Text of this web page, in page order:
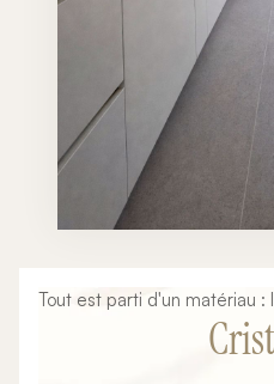
Tout est parti d'un matériau :
avec ses veines dorées
format sans joint. Autour de